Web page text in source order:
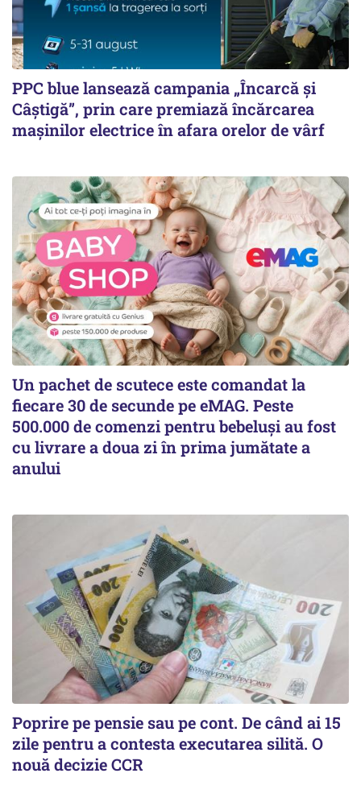
PPC blue lansează campania „Încarcă și
Câștigă”, prin care premiază încărcarea
mașinilor electrice în afara orelor de vârf
Un pachet de scutece este comandat la
fiecare 30 de secunde pe eMAG. Peste
500.000 de comenzi pentru bebeluși au fost
cu livrare a doua zi în prima jumătate a
anului
Poprire pe pensie sau pe cont. De când ai 15
zile pentru a contesta executarea silită. O
nouă decizie CCR